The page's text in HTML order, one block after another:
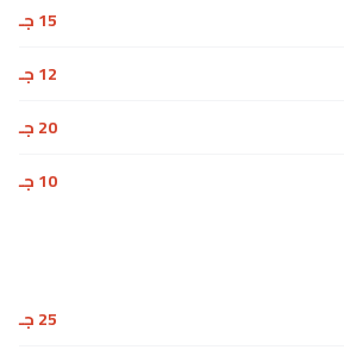
15 جـ
12 جـ
20 جـ
10 جـ
25 جـ